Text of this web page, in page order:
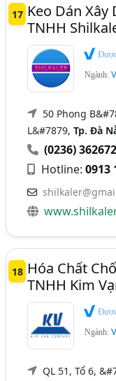
17 Keo Dán Xây
TNHH
Ngành:
50 Phong
L&#7879,Tp. Đà
(0236)
Hotline:0913
18 Hóa Chất
TNHH Kim
Ngành:
QL 51, Tổ 6,